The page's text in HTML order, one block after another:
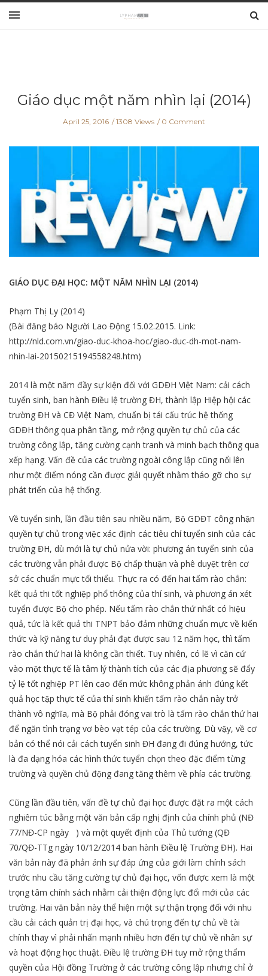
Giáo dục một năm nhìn lại (2014)
April 25, 2016 1308 Views 0 Comment
GIÁO DỤC ĐẠI HỌC: MỘT NĂM NHÌN LẠI (2014)
Phạm Thị Ly (2014)
(Bài đăng báo Người Lao Động 15.02.2015. Link:
http://nld.com.vn/giao-duc-khoa-hoc/giao-duc-dh-mot-nam-
nhin-lai-20150215194558248.htm)
2014 là một năm đầy sự kiện đối với GDĐH Việt Nam: cải cách
tuyển sinh, ban hành Điều lệ trường ĐH, thành lập Hiệp hội các
trường ĐH và CĐ Việt Nam, chuẩn bị tái cấu trúc hệ thống
GDĐH thông qua phân tầng, mở rộng quyền tự chủ của các
trường công lập, tăng cường cạnh tranh và minh bạch thông qua
xếp hạng. Vấn đề của các trường ngoài công lập cũng nổi lên
như một điểm nóng cần được giải quyết nhằm tháo gỡ cho sự
phát triển của hệ thống.
Về tuyển sinh, lần đầu tiên sau nhiều năm, Bộ GDĐT công nhận
quyền tự chủ trong việc xác định các tiêu chí tuyển sinh của các
trường ĐH, dù mới là tự chủ nửa vời: phương án tuyển sinh của
các trường vẫn phải được Bộ chấp thuận và phê duyệt trên cơ
sở các chuẩn mực tối thiểu. Thực ra có đến hai tấm rào chắn:
kết quả thi tốt nghiệp phổ thông của thí sinh, và phương án xét
tuyển được Bộ cho phép. Nếu tấm rào chắn thứ nhất có hiệu
quả, tức là kết quả thi TNPT bảo đảm những chuẩn mực về kiến
thức và kỹ năng tư duy phải đạt được sau 12 năm học, thì tấm
rào chắn thứ hai là không cần thiết. Tuy nhiên, có lẽ vì căn cứ
vào một thực tế là tâm lý thành tích của các địa phương sẽ đẩy
tỷ lệ tốt nghiệp PT lên cao đến mức không phản ánh đúng kết
quả học tập thực tế của thí sinh khiến tấm rào chắn này trở
thành vô nghĩa, mà Bộ phải đóng vai trò là tấm rào chắn thứ hai
để ngăn tình trạng vơ bèo vạt tép của các trường. Dù vậy, về cơ
bản có thể nói cải cách tuyển sinh ĐH đang đi đúng hướng, tức
là đa dạng hóa các hình thức tuyển chọn theo đặc điểm từng
trường và quyền chủ động đang tăng thêm về phía các trường.
Cũng lần đầu tiên, vấn đề tự chủ đại học được đặt ra một cách
nghiêm túc bằng một văn bản cấp nghị định của chính phủ (NĐ
77/NĐ-CP ngày ) và một quyết định của Thủ tướng (QĐ
70/QĐ-TTg ngày 10/12/2014 ban hành Điều lệ Trường ĐH). Hai
văn bản này đã phản ánh sự đáp ứng của giới làm chính sách
trước nhu cầu tăng cường tự chủ đại học, vốn được xem là một
trọng tâm chính sách nhằm cải thiện động lực đổi mới của các
trường. Hai văn bản này thể hiện một sự thận trọng đối với nhu
cầu cải cách quản trị đại học, và chú trọng đến tự chủ về tài
chính thay vì phải nhấn mạnh nhiều hơn đến tự chủ về nhân sự
và hoạt động học thuật. Điều lệ trường ĐH tuy mở rộng thẩm
quyền của Hội đồng Trường ở các trường công lập nhưng chỉ ở